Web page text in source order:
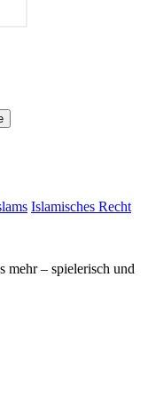
Islamisches Recht
mehr – spielerisch und